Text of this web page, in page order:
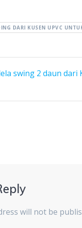
ai
l
ar
e
DARI KUSEN UPVC
swing 2 daun dari
will not be